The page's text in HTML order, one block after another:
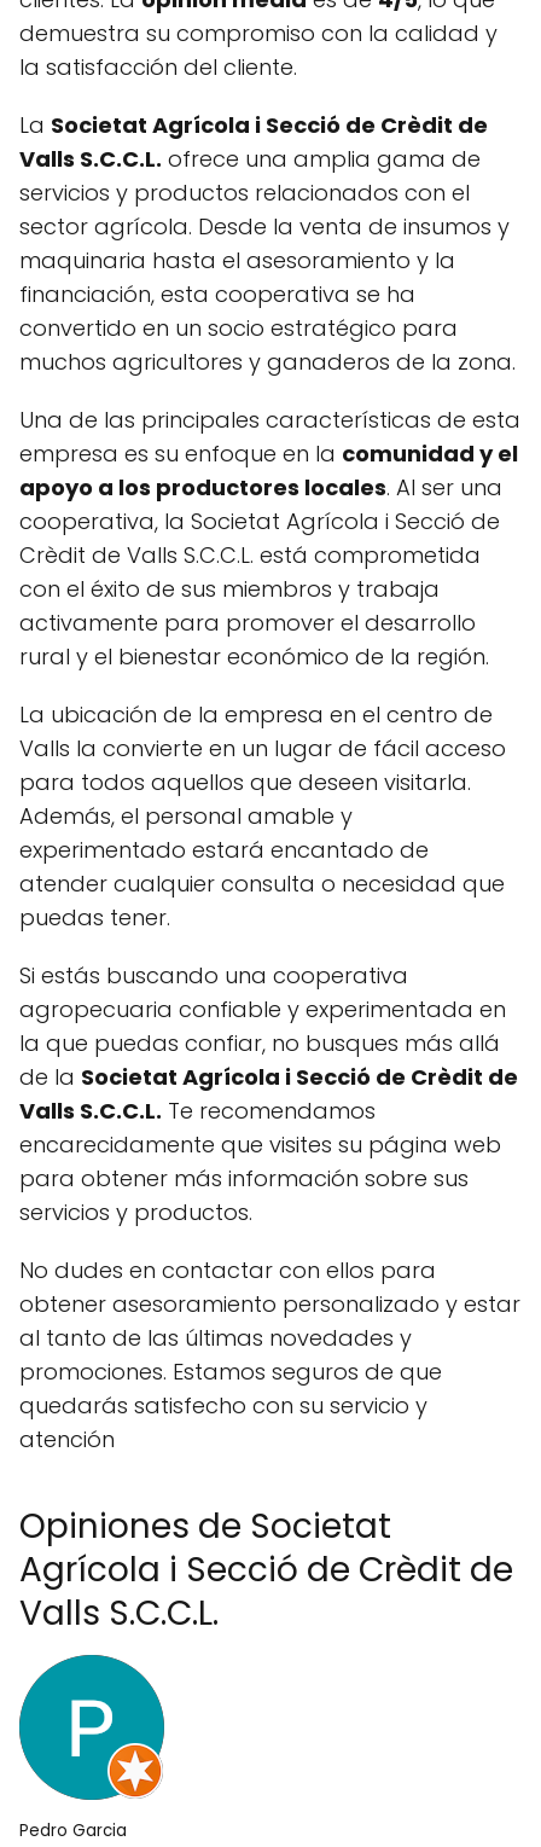
demuestra su compromiso con la calidad y
la satisfacción del cliente.
La Societat Agrícola i Secció de Crèdit de
Valls S.C.C.L. ofrece una amplia gama de
servicios y productos relacionados con el
sector agrícola. Desde la venta de insumos y
maquinaria hasta el asesoramiento y la
financiación, esta cooperativa se ha
convertido en un socio estratégico para
muchos agricultores y ganaderos de la zona.
Una de las principales características de esta
empresa es su enfoque en la comunidad y el
apoyo a los productores locales. Al ser una
cooperativa, la Societat Agrícola i Secció de
Crèdit de Valls S.C.C.L. está comprometida
con el éxito de sus miembros y trabaja
activamente para promover el desarrollo
rural y el bienestar económico de la región.
La ubicación de la empresa en el centro de
Valls la convierte en un lugar de fácil acceso
para todos aquellos que deseen visitarla.
Además, el personal amable y
experimentado estará encantado de
atender cualquier consulta o necesidad que
puedas tener.
Si estás buscando una cooperativa
agropecuaria confiable y experimentada en
la que puedas confiar, no busques más allá
de la Societat Agrícola i Secció de Crèdit de
Valls S.C.C.L. Te recomendamos
encarecidamente que visites su página web
para obtener más información sobre sus
servicios y productos.
No dudes en contactar con ellos para
obtener asesoramiento personalizado y estar
al tanto de las últimas novedades y
promociones. Estamos seguros de que
quedarás satisfecho con su servicio y
atención
Opiniones de Societat
Agrícola i Secció de Crèdit de
Valls S.C.C.L.
Pedro Garcia